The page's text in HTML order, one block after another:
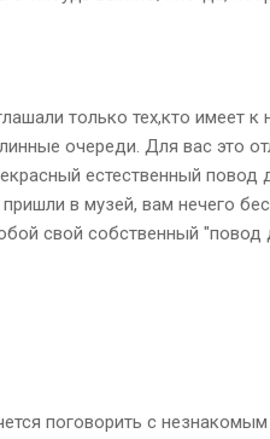
только тех,кто имеет к
очереди. Для вас это
естественный повод
в музей, вам нечего
свой собственный "повод
поговорить с